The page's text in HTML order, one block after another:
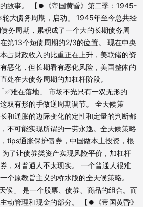
克松冲击
略小传
平价思想
几块理论基石
国版全天候
全天候组合
季：1971-2008
润的企业和居民部门，先加杠杆。
润最大化的倾向。
现金流吃紧/债务压力过重，对未来的预期变
的区间。动物性消失，转而追求债务最小
入了这种状态，需要央行充当最后的贷款
后的消费者。联手打配合，逆周期调节。比
政府部门的“动物性”」
最小阻力路径。
物性
比赚的多，财政赤字是常态化。
期低谷，政府总会通过货币和财政政策刺激
节）。——短期债务周期的主要形成原因。
政收入难以提升，同时事权和财政支出是刚
故事。 【⏺《帝国黄昏》第二季：1945-
轮大债务周期，启动」 1945年至今总共经
务周期，累积成了一个大的长期债务周
第13个短债周期的2/3的位置。 现在中央
占财政收入的比重正在上升，美联储的资
恶化，但长期看有恶化风险，美国整体的
处在大债务周期的加杠杆阶段。
✅难在落地」 市场不光只有一双无形的
双有形的手做逆周期调节。 全天候策
和通胀的边际变化的定性和定量的判断都
不可能实现所谓的一劳永逸。全天候策略
tips通胀保护债券，中国做本土投资，根
了让债券类资产实现风险平价，加杠杆
，对普通人不太现实。 一个普通人很难
个原教旨主义的桥水版的全天候策略。
天候」 是一个股票、债券、商品的组合。而
动管理和现金的部分。 【⏺《帝国黄昏》